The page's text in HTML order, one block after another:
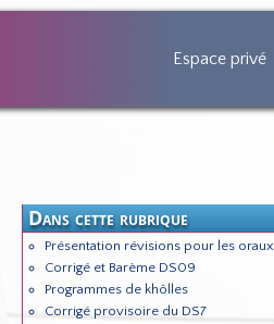
Espace privé
Dans cette rubrique
Présentation révisions pour les oraux
Corrigé et Barème DS09
Programmes de khôlles
Corrigé provisoire du DS7